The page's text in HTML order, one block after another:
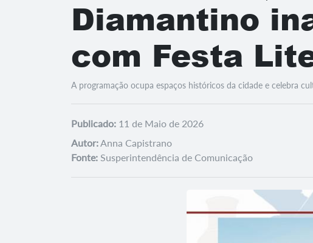
Diamantino
com Festa
A programação ocupa espaços históricos da cidade e celebra
Publicado: 11 de Maio de 2026
Autor:Anna Capistrano
Fonte: Susperintendência de Comunicação